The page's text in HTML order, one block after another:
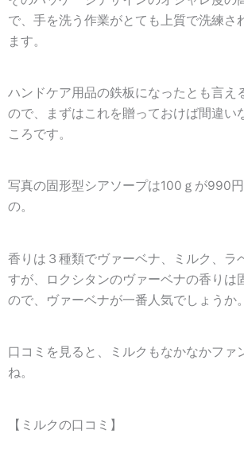
で、手を洗う作業がとても上質で洗練さ
ます。
ハンドケア用品の鉄板になったとも言え
ので、
まずはこれを贈っておけば間違い
ころです。
写真の固形型シアソープは100ｇが990
の。
香りは３種類でヴァーベナ、ミルク、ラ
すが、ロクシタンのヴァーベナの香りは
ので、ヴァーベナが一番人気でしょうか。
口コミを見ると、ミルクもなかなかファ
ね。
【ミルクの口コミ】